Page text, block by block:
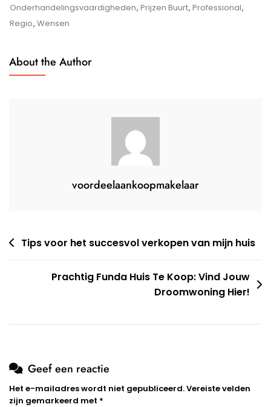
Met
Onderhandelingsvaardigheden, Prijzen Buurt, Professional,
Regio, Wensen
About the Author
voordeelaankoopmakelaar
Berichtnavigatie
Tips voor het succesvol verkopen van mijn huis
Prachtig Funda Huis Te Koop: Vind Jouw
Droomwoning Hier!
Geef een reactie
Het e-mailadres wordt niet gepubliceerd.Vereiste velden
zijn gemarkeerd met *